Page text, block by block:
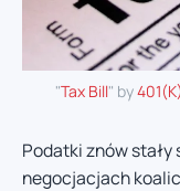
"Tax Bill" by
Podatki znów
negocjacjach